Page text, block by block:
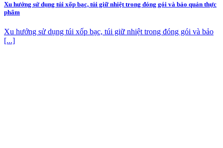
Xu hướng sử dụng túi xốp bạc, túi giữ nhiệt trong đóng gói và bảo quản thực
phẩm
Xu hướng sử dụng túi xốp bạc, túi giữ nhiệt trong đóng gói và bảo
[...]